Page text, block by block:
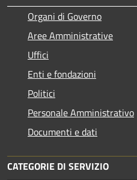
Organi di Governo
Aree Amministrative
Uffici
Enti e fondazioni
Politici
Personale Amministrativo
Documenti e dati
CATEGORIE DI SERVIZIO